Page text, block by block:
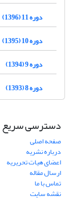
دوره 11 (1396)
دوره 10 (1395)
دوره 9 (1394)
دوره 8 (1393)
دسترسی سریع
صفحه اصلی
درباره نشریه
اعضای هیات تحریریه
ارسال مقاله
تماس با ما
نقشه سایت